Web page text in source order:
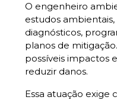
O engenheiro
estudos
diagnósticos,
planos de
possíveis impactos
reduzir danos.
Essa atuação